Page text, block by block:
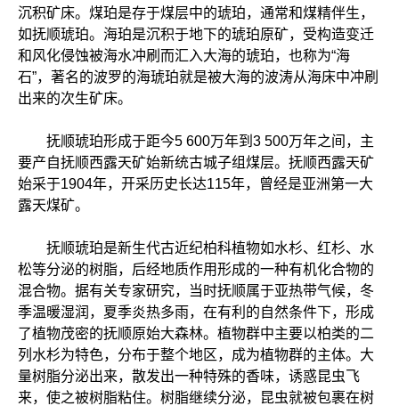
沉积矿床。煤珀是存于煤层中的琥珀，通常和煤精伴生，
如抚顺琥珀。海珀是沉积于地下的琥珀原矿，受构造变迁
和风化侵蚀被海水冲刷而汇入大海的琥珀，也称为“海
石”，著名的波罗的海琥珀就是被大海的波涛从海床中冲刷
出来的次生矿床。
抚顺琥珀形成于距今5 600万年到3 500万年之间，主
要产自抚顺西露天矿始新统古城子组煤层。抚顺西露天矿
始采于1904年，开采历史长达115年，曾经是亚洲第一大
露天煤矿。
抚顺琥珀是新生代古近纪柏科植物如水杉、红杉、水
松等分泌的树脂，后经地质作用形成的一种有机化合物的
混合物。据有关专家研究，当时抚顺属于亚热带气候，冬
季温暖湿润，夏季炎热多雨，在有利的自然条件下，形成
了植物茂密的抚顺原始大森林。植物群中主要以柏类的二
列水杉为特色，分布于整个地区，成为植物群的主体。大
量树脂分泌出来，散发出一种特殊的香味，诱惑昆虫飞
来，使之被树脂粘住。树脂继续分泌，昆虫就被包裹在树